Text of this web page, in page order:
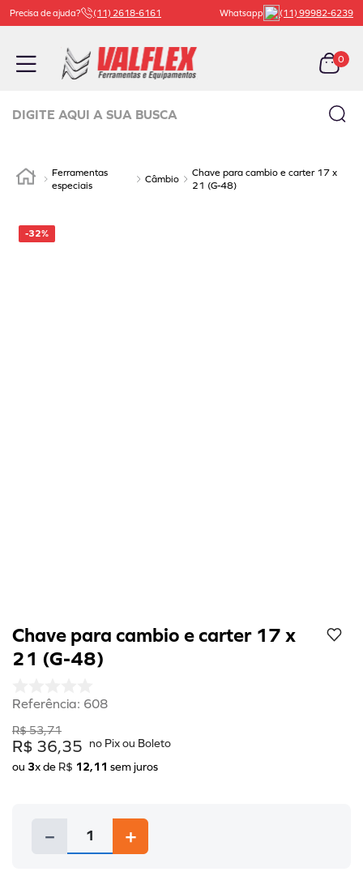
Precisa de ajuda? (11) 2618-6161 Whatsapp (11) 99982-6239
0
Ferramentas
especiais
Câmbio
Chave para cambio e carter 17 x
21 (G-48)
-32%
Chave para cambio e carter 17 x
21 (G-48)
Referência: 608
R$53,71
R$ 36,35
ou 3x de R$ 12,11 sem juros
＋
－
1º
carrinho ferramenta
3 º
macaco